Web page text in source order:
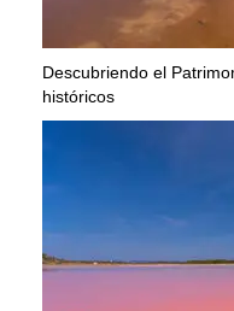
Descubriendo el
históricos